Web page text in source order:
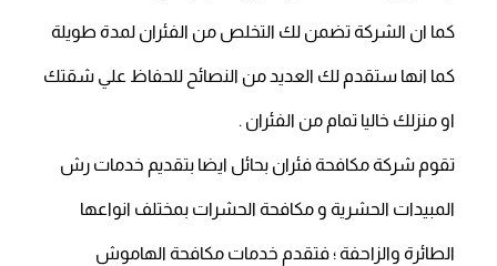
كما ان الشركة تضمن لك التخلص من الفئران لمدة طويلة
كما انها ستقدم لك العديد من النصائح للحفاظ علي شقتك
او منزلك خاليا تمام من الفئران .
تقوم شركة مكافحة فئران بحائل ايضا بتقديم خدمات رش
المبيدات الحشرية و مكافحة الحشرات بمختلف انواعها
الطائرة والزاحفة ؛ فتقدم خدمات مكافحة الهاموش